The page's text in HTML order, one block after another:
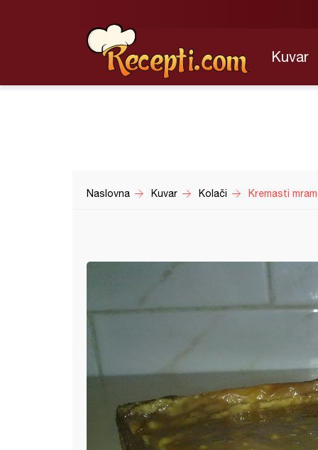
Kuvar
Naslovna Kuvar Kolači Kremasti